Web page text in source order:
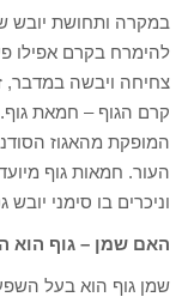
במקרה ותחושת יובש
להימרח בקרם אפילו
צחיחה ויבשה
קרם הגוף – חמאת
המופקת מהאגוז
העור. חמאות גוף
וניכרים בו סימני
האם שמן – גוף הוא
שמן גוף הוא בעל